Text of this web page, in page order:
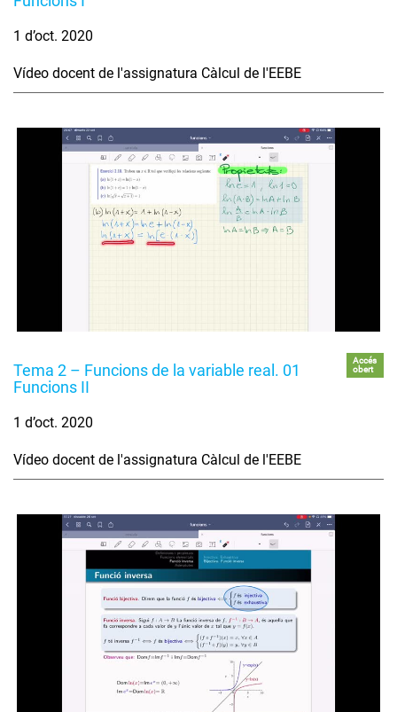
1 d’oct. 2020
Vídeo docent de l'assignatura Càlcul de l'EEBE
Tema 2 – Funcions de la variable real. 01
Funcions II
Accés
obert
1 d’oct. 2020
Vídeo docent de l'assignatura Càlcul de l'EEBE